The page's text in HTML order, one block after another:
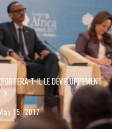
T-IL LE DÉVELOPPEMENT
?
15, 2017